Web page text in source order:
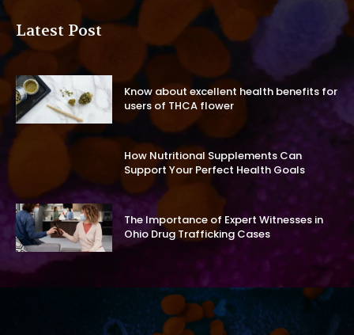
Latest Post
Know about excellent health benefits for
users of THCA flower
How Nutritional Supplements Can
Support Your Perfect Health Goals
The Importance of Expert Witnesses in
Ohio Drug Trafficking Cases